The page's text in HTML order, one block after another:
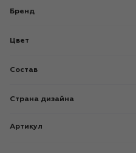
Бренд
Цвет
Состав
Страна дизайна
Артикул